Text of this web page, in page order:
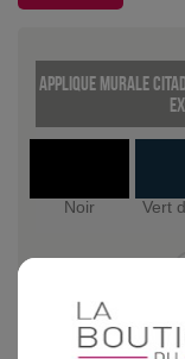
Applique murale
Noir Vert